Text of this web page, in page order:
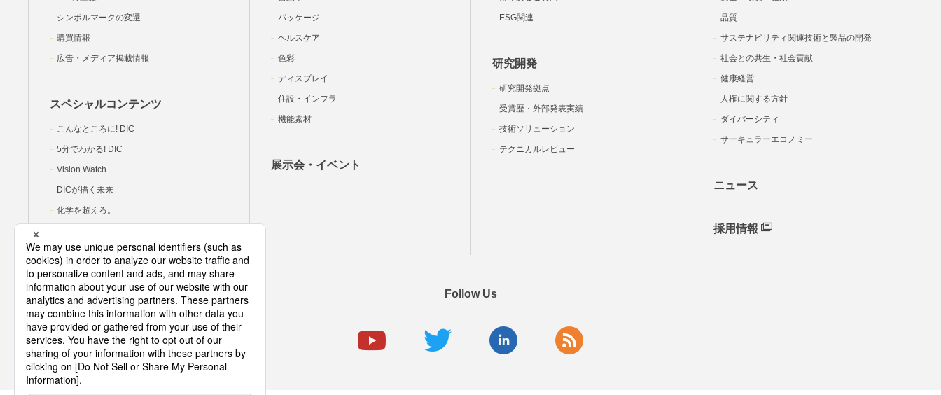
シンボルマークの変遷
購買情報
広告・メディア掲載情報
スペシャルコンテンツ
こんなところに! DIC
5分でわかる! DIC
Vision Watch
DICが描く未来
化学を超えろ。
パッケージ
ヘルスケア
色彩
ディスプレイ
住設・インフラ
機能素材
展示会・イベント
ESG関連
研究開発
研究開発拠点
受賞歴・外部発表実績
技術ソリューション
テクニカルレビュー
品質
サステナビリティ関連技術と製品の開発
社会との共生・社会貢献
健康経営
人権に関する方針
ダイバーシティ
サーキュラーエコノミー
ニュース
採用情報
Follow Us